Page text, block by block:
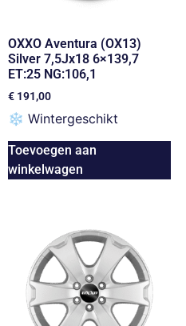
OXXO Aventura (OX13)
Silver 7,5Jx18 6×139,7
ET:25 NG:106,1
€ 191,00
❄ Wintergeschikt
Toevoegen aan
winkelwagen